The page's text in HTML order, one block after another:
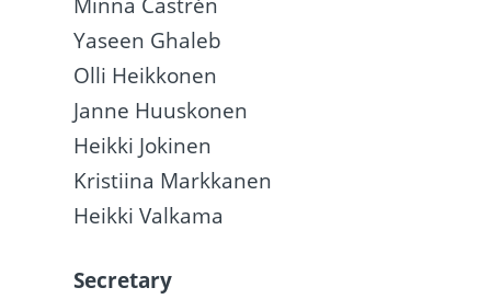
Yaseen Ghaleb
Olli Heikkonen
Janne Huuskonen
Heikki Jokinen
Kristiina Markkanen
Heikki Valkama
Secretary